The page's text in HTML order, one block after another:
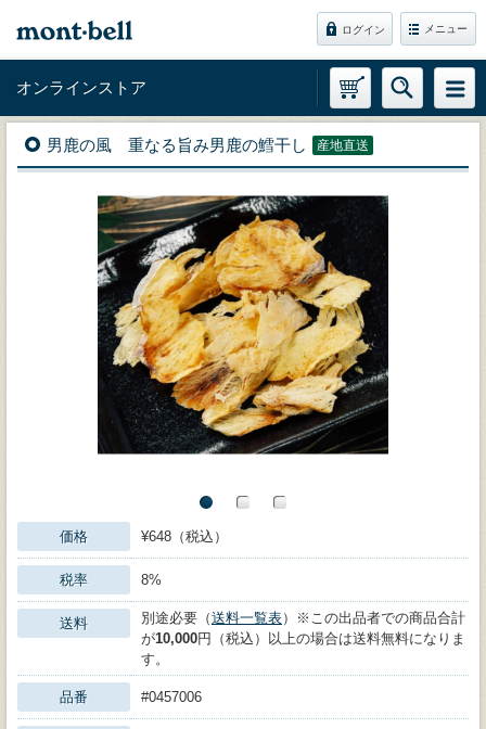
ログイン メニュー
オンラインストア
男鹿の風 重なる旨み男鹿の鱈干し 産地直送
価格 ¥648（税込）
税率 8%
送料 別途必要（送料一覧表）※この出品者での商品合計
が10,000円（税込）以上の場合は送料無料になりま
す。
品番 #0457006